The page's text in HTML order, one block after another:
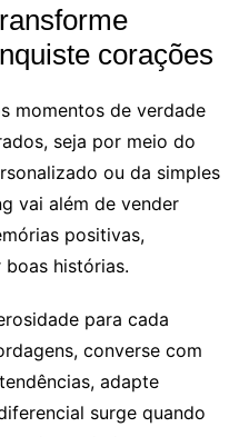
corações
momentos de verdade
seja por meio do
ou da simples
vai além de vender
positivas,
histórias.
para cada
converse com
adapte
surge quando